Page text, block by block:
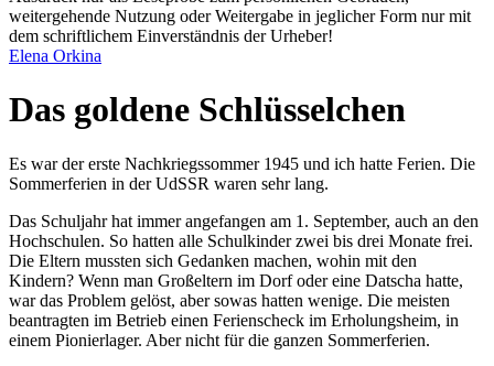
weitergehende Nutzung oder Weitergabe in jeglicher Form nur mit
dem schriftlichem Einverständnis der Urheber!
Elena Orkina
Das goldene Schlüsselchen
Es war der erste Nachkriegssommer 1945 und ich hatte Ferien. Die
Sommerferien in der UdSSR waren sehr lang.
Das Schuljahr hat immer angefangen am 1. September, auch an den
Hochschulen. So hatten alle Schulkinder zwei bis drei Monate frei.
Die Eltern mussten sich Gedanken machen, wohin mit den
Kindern? Wenn man Großeltern im Dorf oder eine Datscha hatte,
war das Problem gelöst, aber sowas hatten wenige. Die meisten
beantragten im Betrieb einen Ferienscheck im Erholungsheim, in
einem Pionierlager. Aber nicht für die ganzen Sommerferien.